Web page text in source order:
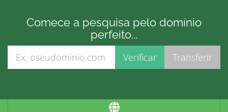
Comece a pesquisa pelo domínio
perfeito...